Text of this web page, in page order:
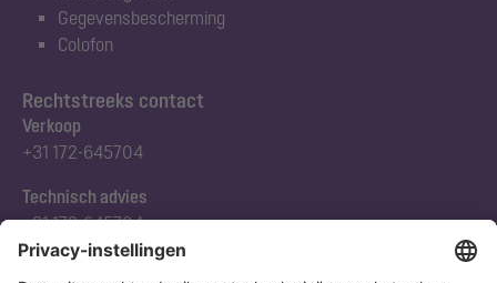
Rechtstreeks contact
Verkoop
+31 172-645704
Technisch advies
+31 172-645704
Gegevensbescherming
Colofon